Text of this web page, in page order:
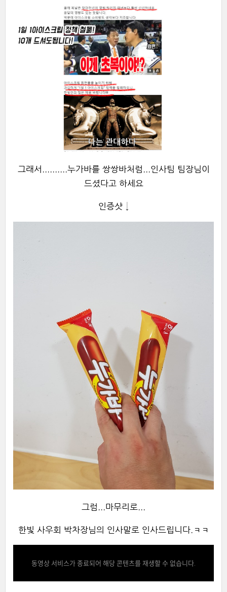
그래서..........누가바를 쌍쌍바처럼...인사팀 팀장님이
드셨다고 하세요
인증샷 ↓
그럼...마무리로...
한빛 사우회 박차장님의 인사말로 인사드립니다.ㅋㅋ
동영상 서비스가 종료되어 해당 콘텐츠를 재생할 수 없습니다.